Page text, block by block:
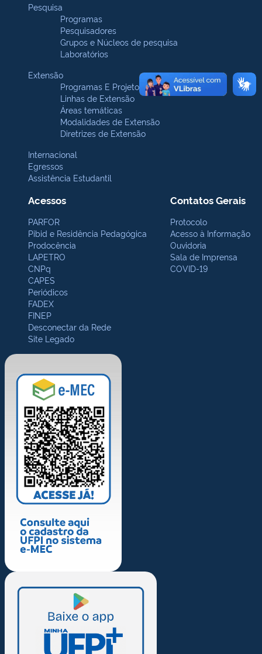
Pesquisa
Programas
Pesquisadores
Grupos e Núcleos de pesquisa
Laboratórios
Extensão
Programas E Projetos
Linhas de Extensão
Áreas temáticas
Modalidades de Extensão
Diretrizes de Extensão
Internacional
Egressos
Assistência Estudantil
Acessos
PARFOR
Pibid e Residência Pedagógica
Prodocência
LAPETRO
CNPq
CAPES
Periódicos
FADEX
FINEP
Desconectar da Rede
Site Legado
Contatos Gerais
Protocolo
Acesso à Informação
Ouvidoria
Sala de Imprensa
COVID-19